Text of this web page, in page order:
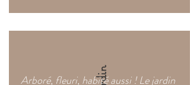
Arboré, fleuri, habité aussi ! Le jardin